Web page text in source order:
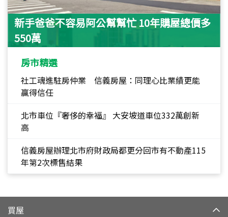
新手爸爸不容易阿公幫幫忙 10年購屋總價多
550萬
房市精選
社工魂進駐房仲業 信義房屋：同理心比業績更能
贏得信任
北市車位『奢侈的幸福』 大安坡道車位332萬創新
高
信義房屋辦理北市府財政局都更分回市有不動產115
年第2次標售結果
買屋